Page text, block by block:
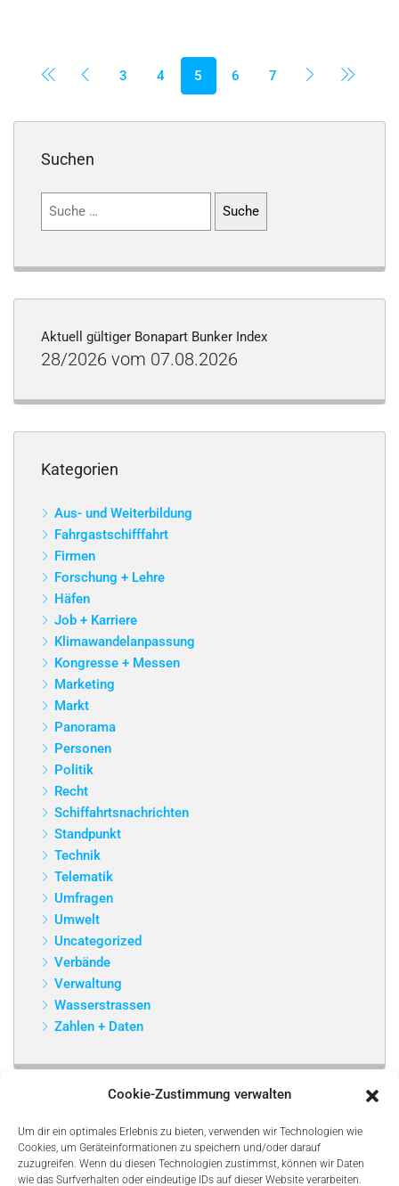
Cookie-Zustimmung verwalten
Um dir ein optimales Erlebnis zu bieten, verwenden wir Technologien wie
Cookies, um Geräteinformationen zu speichern und/oder darauf
zuzugreifen. Wenn du diesen Technologien zustimmst, können wir Daten
wie das Surfverhalten oder eindeutige IDs auf dieser Website verarbeiten.
3 4 5 6 7
Suchen
Suchen
Aktuell gültiger Bonapart Bunker Index
28/2026 vom 07.08.2026
Kategorien
Aus- und Weiterbildung
Fahrgastschifffahrt
Firmen
Forschung + Lehre
Häfen
Job + Karriere
Klimawandelanpassung
Kongresse + Messen
Marketing
Markt
Panorama
Personen
Politik
Recht
Schiffahrtsnachrichten
Standpunkt
Technik
Telematik
Umfragen
Umwelt
Uncategorized
Verbände
Verwaltung
Wasserstrassen
Zahlen + Daten